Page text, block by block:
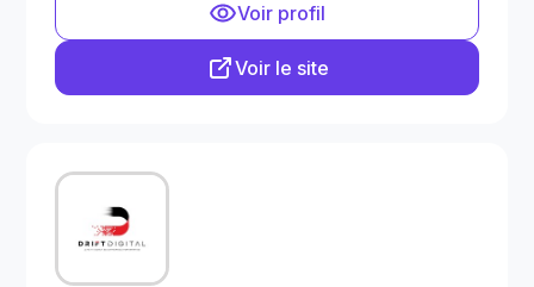
Voir profil
Voir le site